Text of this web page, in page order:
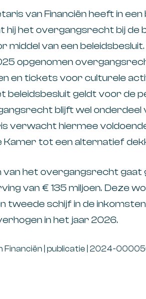
van Financiën heeft in
hij het overgangsrecht bij de
middel van een
opgenomen
en tickets voor culturele
beleidsbesluit geldt voor de
blijft wel onderdeel
verwacht hiermee
Kamer tot een alternatief
het overgangsrecht gaat
van € 135 miljoen. Deze
tweede schijf in de
in het jaar 2026.
Financiën | publicatie | 2024-